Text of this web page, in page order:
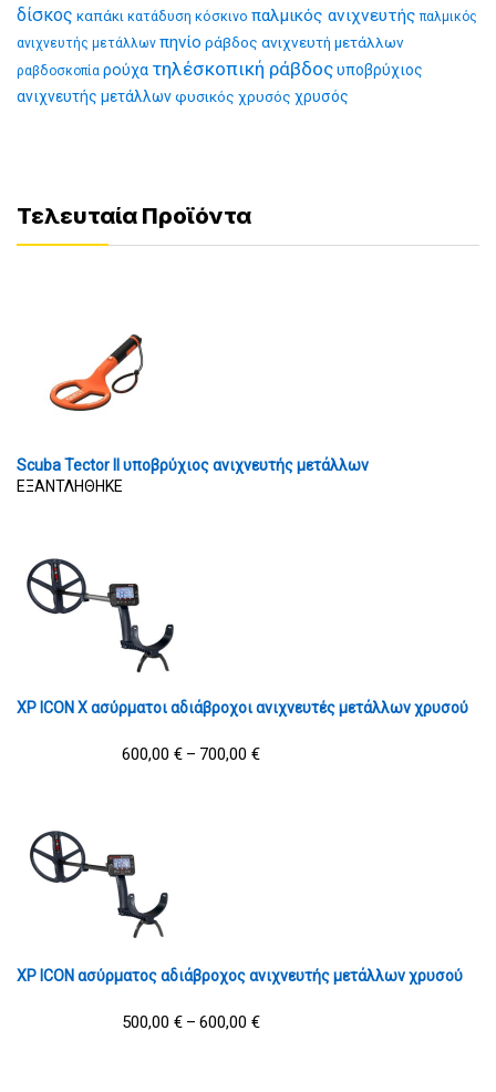
δίσκος καπάκι κατάδυση κόσκινο παλμικός ανιχνευτής παλμικός
ανιχνευτής μετάλλων πηνίο ράβδος ανιχνευτή μετάλλων
ραβδοσκοπία ρούχα τηλέσκοπική ράβδοςυποβρύχιος
ανιχνευτής μετάλλωνφυσικός χρυσός χρυσός
Τελευταία Προϊόντα
Scuba Tector II υποβρύχιος ανιχνευτής μετάλλων
ΕΞΑΝΤΛΗΘΗΚΕ
XP ICON X ασύρματοι αδιάβροχοι ανιχνευτές μετάλλων χρυσού
600,00 € – 700,00 €
XP ICON ασύρματος αδιάβροχος ανιχνευτής μετάλλων χρυσού
500,00 € – 600,00 €